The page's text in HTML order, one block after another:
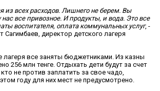
из всех расходов. Лишнего не берем. Вы
нас все привозное. И продукты, и вода. Это все
воспитателя, оплата коммунальных услуг, -
Сагимбаев, директор детского лагеря
все заняты бюджетниками. Из казны
256 млн тенге. Отдыхать дети будут за счет
не против заплатить за свое чадо,
году для них мест не предусмотрено.